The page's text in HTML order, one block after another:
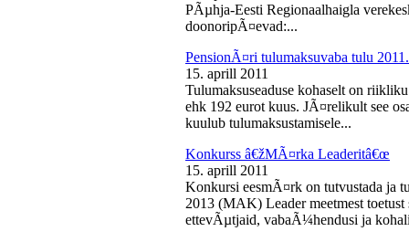
PÃµhja-Eesti Regionaalhaigla
doonoripÃ¤evad:...
PensionÃ¤ri tulumaksuvaba tulu
15. aprill 2011
Tulumaksuseaduse kohaselt on
ehk 192 eurot kuus. JÃ¤relikult see
kuulub tulumaksustamisele...
Konkurss â€žMÃ¤rka Leaderitâ€œ
15. aprill 2011
Konkursi eesmÃ¤rk on tutvustada ja
2013 (MAK) Leader meetmest
ettevÃµtjaid, vabaÃ¼hendusi ja